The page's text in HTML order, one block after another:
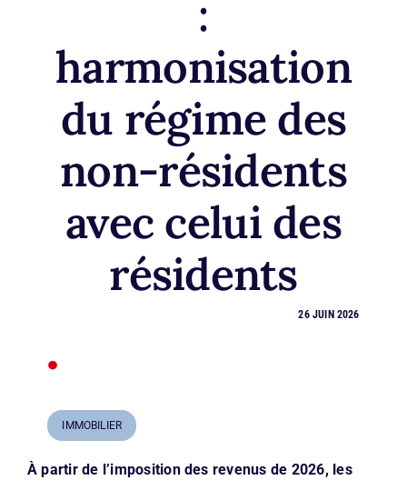
:
harmonisation
du régime des
non-résidents
avec celui des
résidents
26 JUIN 2026
•
IMMOBILIER
À partir de l’imposition des revenus de 2026, les